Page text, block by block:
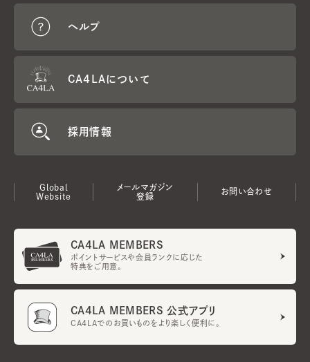
ヘルプ
CA4LAについて
採用情報
Global
Website
メールマガジン
登録
お問い合わせ
CA4LA MEMBERS
ポイントサービスや会員ランクに応じた
特典をご用意。
CA4LA MEMBERS 公式アプリ
CA4LAでのお買いものをより楽しく便利に。